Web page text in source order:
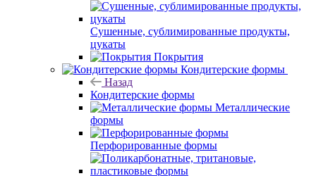
Сушенные, сублимированные продукты,
цукаты
Покрытия
Кондитерские формы
Назад
Кондитерские формы
Металлические
формы
Перфорированные формы